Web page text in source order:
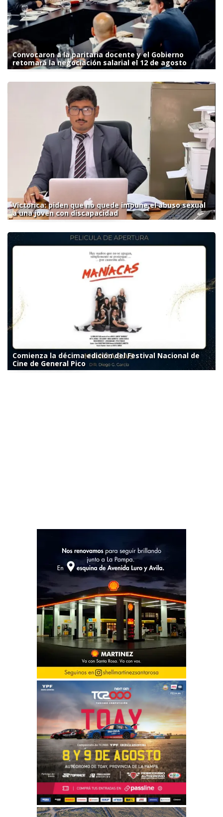
Convocaron a la paritaria docente y el Gobierno
retomará la negociación salarial el 12 de agosto
Victorica: piden que no quede impune el abuso sexual
a una joven con discapacidad
Comienza la décima edición del Festival Nacional de
Cine de General Pico